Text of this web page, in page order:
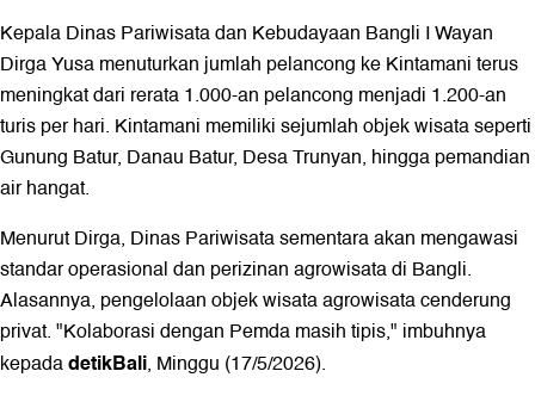
Kepala Dinas Pariwisata dan Kebudayaan Bangli I Wayan
Dirga Yusa menuturkan jumlah pelancong ke Kintamani terus
meningkat dari rerata 1.000-an pelancong menjadi 1.200-an
turis per hari. Kintamani memiliki sejumlah objek wisata seperti
Gunung Batur, Danau Batur, Desa Trunyan, hingga pemandian
air hangat.
Menurut Dirga, Dinas Pariwisata sementara akan mengawasi
standar operasional dan perizinan agrowisata di Bangli.
Alasannya, pengelolaan objek wisata agrowisata cenderung
privat. "Kolaborasi dengan Pemda masih tipis," imbuhnya
kepadadetikBali, Minggu (17/5/2026).